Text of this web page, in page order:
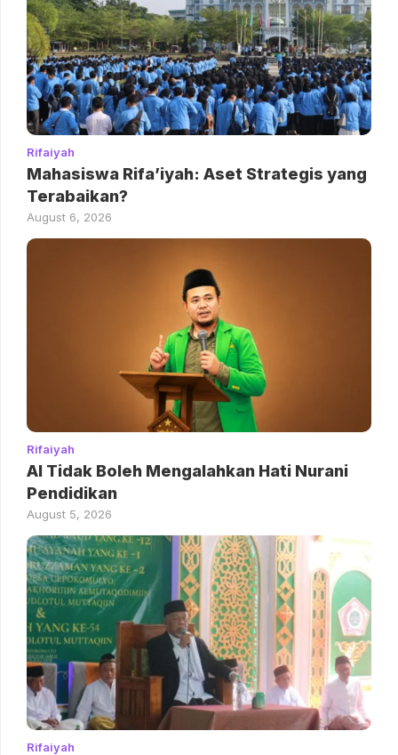
Rifaiyah
Mahasiswa Rifa’iyah: Aset Strategis yang
Terabaikan?
August 6, 2026
Rifaiyah
AI Tidak Boleh Mengalahkan Hati Nurani
Pendidikan
August 5, 2026
Rifaiyah